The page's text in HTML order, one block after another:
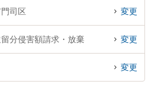
司区 変更
分侵害額請求・放棄 変更
変更